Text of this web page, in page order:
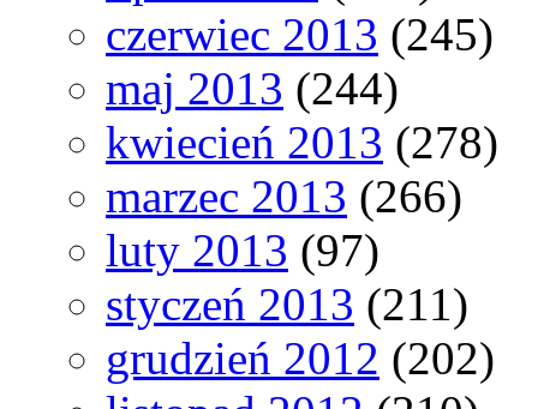
czerwiec 2013 (245)
maj 2013 (244)
kwiecień 2013 (278)
marzec 2013 (266)
luty 2013 (97)
styczeń 2013 (211)
grudzień 2012 (202)